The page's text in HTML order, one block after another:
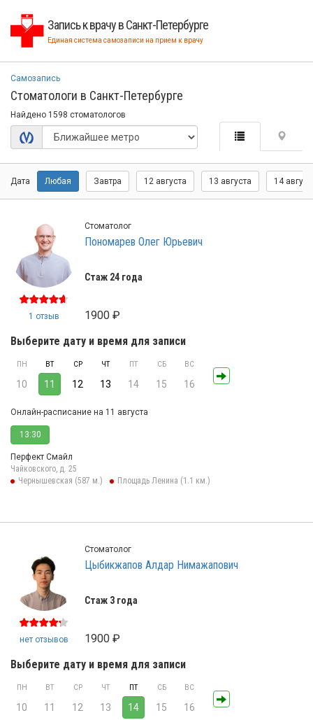
Запись к врачу в Санкт-Петербурге
Единая система самозаписи на прием к врачу
Самозапись
Стоматологи в Санкт-Петербурге
Найдено 1598 стоматологов
Дата Любая Завтра 12 августа 13 августа 14
1 отзыв
Стоматолог
Пономарев Олег Юрьевич
Стаж 24 года
1900 ₽
Выберите дату и время для записи
ПН
10
ВТ
11
СР
12
ЧТ
13
ПТ
14
СБ
15
ВС
16
Онлайн-расписание на 11 августа
13:30
Перфект Смайл
Чайковского, д. 25
Чернышевская (587 м.)
Площадь Ленина (1.1 км.)
нет отзывов
Стоматолог
Цыбикжапов Алдар Нимажапович
Стаж 3 года
1900 ₽
Выберите дату и время для записи
ПН
10
ВТ
11
СР
12
ЧТ
13
ПТ
14
СБ
15
ВС
16